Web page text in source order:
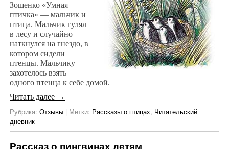
Зощенко «Умная
птичка» — мальчик и
птица. Мальчик гулял
в лесу и случайно
наткнулся на гнездо, в
котором сидели
птенцы. Мальчику
захотелось взять
одного птенца к себе домой.
Читать далее →
Рубрика: Отзывы | Метки: Рассказы о птицах, Читательский
дневник
Рассказ о пингвинах детям